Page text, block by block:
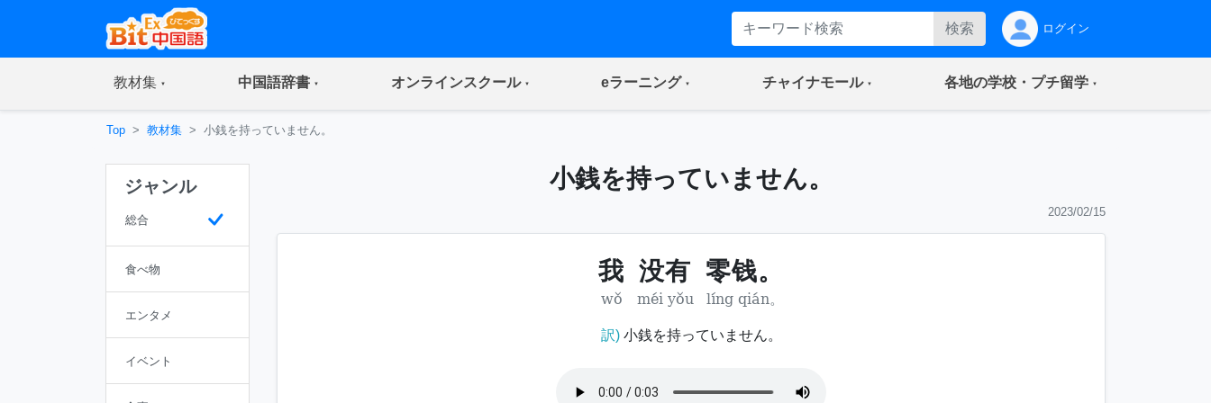
検索 ログイン
教材集(current) 中国語辞書(current) オンラインスクール(current) eラーニング(current) チャイナモール(current) 各地の学校・プチ留学(current)
Top 教材集 小銭を持っていません。
ジャンル
総合
食べ物
エンタメ
イベント
小銭を持っていません。
2023/02/15
我 没有 零钱。
wǒ méi yǒu líng qián。
訳)小銭を持っていません。